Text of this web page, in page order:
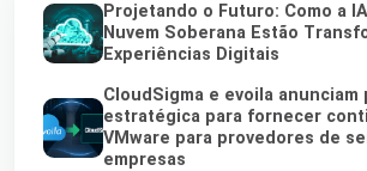
Projetando o Futuro: Como a
Nuvem Soberana Estão
Experiências Digitais
CloudSigma e evoila anunciam
estratégica para fornecer
VMware para provedores de
empresas